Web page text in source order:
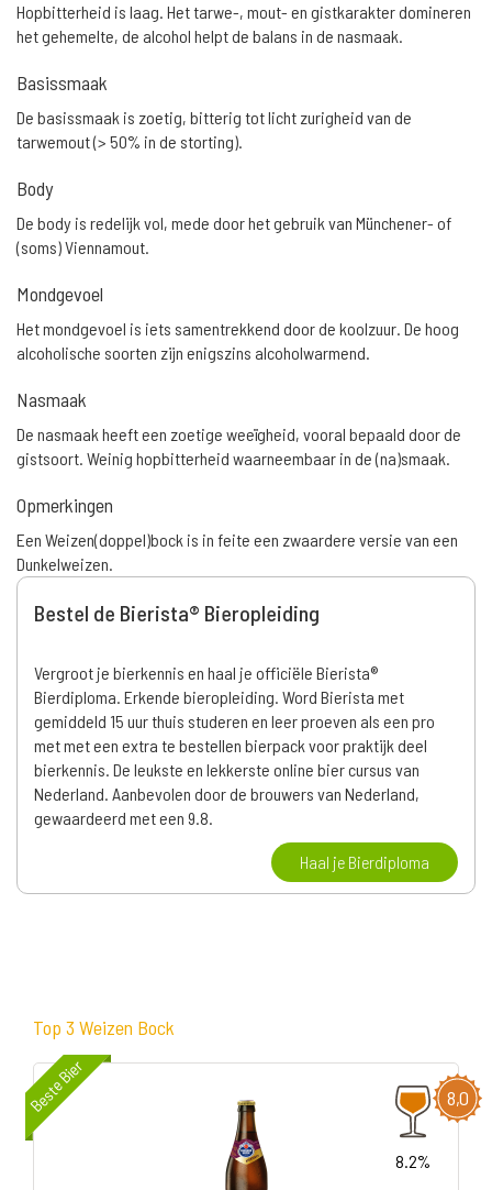
Hopbitterheid is laag. Het tarwe-, mout- en gistkarakter domineren
het gehemelte, de alcohol helpt de balans in de nasmaak.
Basissmaak
De basissmaak is zoetig, bitterig tot licht zurigheid van de
tarwemout (> 50% in de storting).
Body
De body is redelijk vol, mede door het gebruik van Münchener- of
(soms) Viennamout.
Mondgevoel
Het mondgevoel is iets samentrekkend door de koolzuur. De hoog
alcoholische soorten zijn enigszins alcoholwarmend.
Nasmaak
De nasmaak heeft een zoetige weeïgheid, vooral bepaald door de
gistsoort. Weinig hopbitterheid waarneembaar in de (na)smaak.
Opmerkingen
Een Weizen(doppel)bock is in feite een zwaardere versie van een
Dunkelweizen.
Bestel de Bierista® Bieropleiding
Vergroot je bierkennis en haal je officiële Bierista®
Bierdiploma. Erkende bieropleiding. Word Bierista met
gemiddeld 15 uur thuis studeren en leer proeven als een pro
met met een extra te bestellen bierpack voor praktijk deel
bierkennis. De leukste en lekkerste online bier cursus van
Nederland. Aanbevolen door de brouwers van Nederland,
gewaardeerd met een 9.8.
Haal je Bierdiploma
Top 3 Weizen Bock
Beste Bier 8,0
8.2%